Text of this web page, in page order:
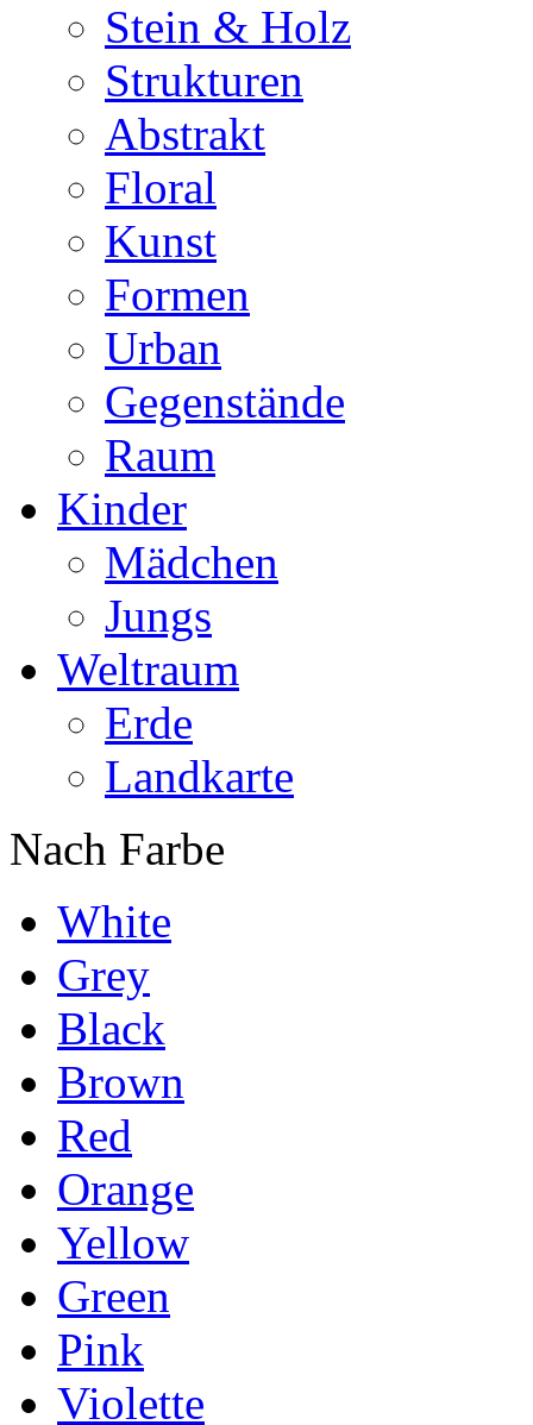
Stein & Holz
Strukturen
Abstrakt
Floral
Kunst
Formen
Urban
Gegenstände
Raum
Kinder
Mädchen
Jungs
Weltraum
Erde
Landkarte
Nach Farbe
White
Grey
Black
Brown
Red
Orange
Yellow
Green
Pink
Violette